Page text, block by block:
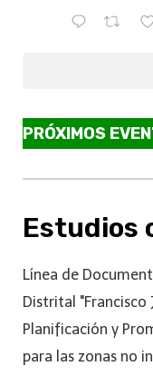
PRÓXIMOS
Estudios
Línea de
Distrital "Francisco
Planificación y
para las zonas no